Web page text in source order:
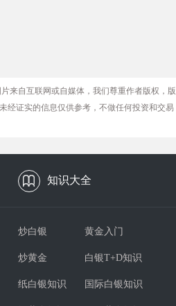
来自互联网或自媒体，我们尊重作者版权，版
经证实的信息仅供参考，不做任何投资和交易
知识大全
炒白银 黄金入门
炒黄金 白银T+D知识
纸白银知识 国际白银知识